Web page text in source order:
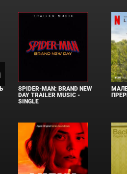
SPIDER-MAN: BRAND NEW
DAY TRAILER MUSIC -
SINGLE